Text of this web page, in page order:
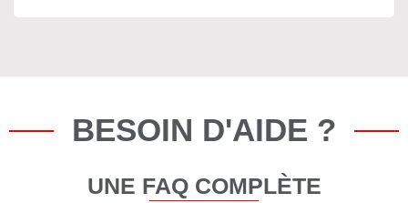
BESOIN D'AIDE ?
UNE FAQ COMPLÈTE